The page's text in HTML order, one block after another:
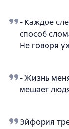
- Каждое
способ
Не говоря
- Жизнь
мешает
Эйфория